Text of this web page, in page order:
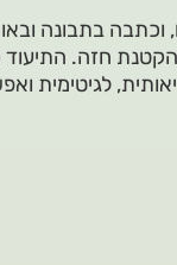
מילים, וכתבה
חזה. התיעוד
לגיטימית